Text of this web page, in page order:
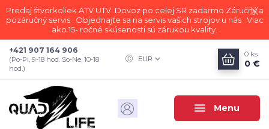
Predaj štvorkoliek ATV UTV .Dovoz po celej SR zadarmo.Záručný a
pozáručný servis . Objednajte sa na servis vašich strojov u nás . Viac
ako 15- ročné skúsenosti sú zárukou kvality.
Menu
EUR
+421 907 164 906
(Po-Pi, 9-18 hod. So-Ne, 10-18
hod.)
0 ks
0 €